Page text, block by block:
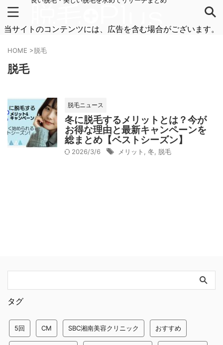
当サイトのコンテンツには、広告を含む場合がございます。
HOME >脱毛
脱毛
脱毛ニュース
冬に脱毛するメリットとは？今が
お得な理由と最新キャンペーンを
総まとめ【ベストシーズン】
2026/3/6 メリット 冬 脱毛
タグ
5回 CM SBC湘南美容クリニック おすすめ